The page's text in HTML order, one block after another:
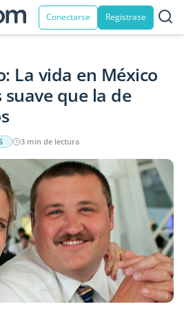
Conectarse Registrase
La vida en México
que la de
3 min de lectura